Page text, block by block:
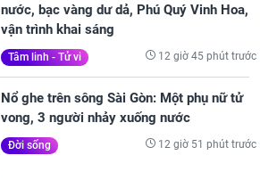
nước, bạc vàng dư dả, Phú Quý Vinh Hoa,
vận trình khai sáng
Tâm linh - Tử vi 12 giờ 45 phút trước
Nổ ghe trên sông Sài Gòn: Một phụ nữ tử
vong, 3 người nhảy xuống nước
Đời sống 12 giờ 51 phút trước